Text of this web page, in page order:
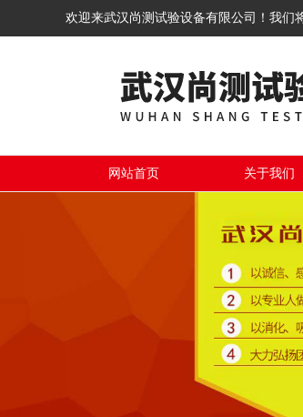
欢迎来武汉尚测试验设备有限公司！我们
网站首页 关于我们